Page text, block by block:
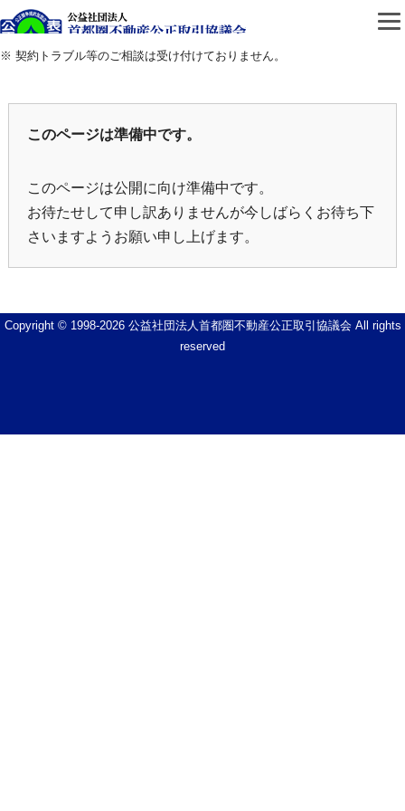
公益社団法人首都圏不
※ 契約トラブル等のご相談は受け付けておりません。
このページは準備中です。
このページは公開に向け準備中です。
お待たせして申し訳ありませんが今しばらくお待ち下
さいますようお願い申し上げます。
Copyright © 1998-2026 公益社団法人首都圏不動産公正取引協議会 All rights
reserved